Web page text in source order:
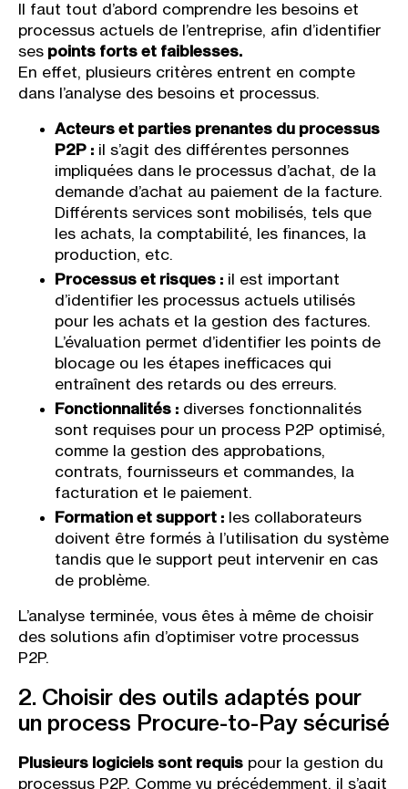
Il faut tout d’abord comprendre les besoins et
processus actuels de l’entreprise, afin d’identifier
ses points forts et faiblesses.
En effet, plusieurs critères entrent en compte
dans l’analyse des besoins et processus.
Acteurs et parties prenantes du processus
P2P : il s’agit des différentes personnes
impliquées dans le processus d’achat, de la
demande d’achat au paiement de la facture.
Différents services sont mobilisés, tels que
les achats, la comptabilité, les finances, la
production, etc.
Processus et risques : il est important
d’identifier les processus actuels utilisés
pour les achats et la gestion des factures.
L’évaluation permet d’identifier les points de
blocage ou les étapes inefficaces qui
entraînent des retards ou des erreurs.
Fonctionnalités : diverses fonctionnalités
sont requises pour un process P2P optimisé,
comme la gestion des approbations,
contrats, fournisseurs et commandes, la
facturation et le paiement.
Formation et support : les collaborateurs
doivent être formés à l’utilisation du système
tandis que le support peut intervenir en cas
de problème.
L’analyse terminée, vous êtes à même de choisir
des solutions afin d’optimiser votre processus
P2P.
2. Choisir des outils adaptés pour
un process Procure-to-Pay sécurisé
Plusieurs logiciels sont requis pour la gestion du
processus P2P. Comme vu précédemment, il s’agit